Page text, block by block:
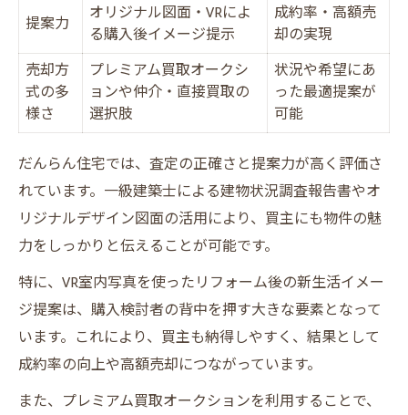
提案力
オリジナル図面・VRによ
る購入後イメージ提示
成約率・高額売
却の実現
売却方
式の多
様さ
プレミアム買取オークシ
ョンや仲介・直接買取の
選択肢
状況や希望にあ
った最適提案が
可能
だんらん住宅では、査定の正確さと提案力が高く評価さ
れています。一級建築士による建物状況調査報告書やオ
リジナルデザイン図面の活用により、買主にも物件の魅
力をしっかりと伝えることが可能です。
特に、VR室内写真を使ったリフォーム後の新生活イメー
ジ提案は、購入検討者の背中を押す大きな要素となって
います。これにより、買主も納得しやすく、結果として
成約率の向上や高額売却につながっています。
また、プレミアム買取オークションを利用することで、